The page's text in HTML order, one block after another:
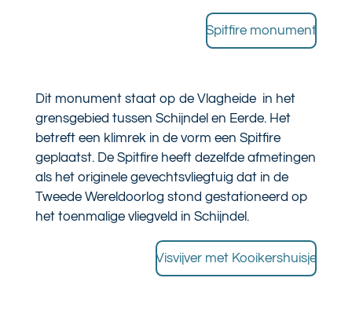
Spitfire monument
Dit monument staat op de Vlagheide in het
grensgebied tussen Schijndel en Eerde. Het
betreft een klimrek in de vorm een Spitfire
geplaatst. De Spitfire heeft dezelfde afmetingen
als het originele gevechtsvliegtuig dat in de
Tweede Wereldoorlog stond gestationeerd op
het toenmalige vliegveld in Schijndel.
Visvijver met Kooikershuisje